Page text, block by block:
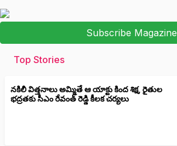
Subscribe Magazine
Top Stories
నకిలీ విత్తనాలు అమ్మితే ఆ యాక్టు కింద శిక్ష, రైతుల
భద్రతకు సీఎం రేవంత్ రెడ్డి కీలక చర్యలు